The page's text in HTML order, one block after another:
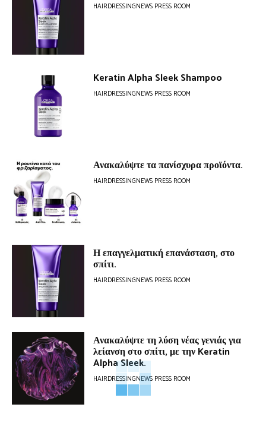
HAIRDRESSINGNEWS PRESS ROOM
Keratin Alpha Sleek Shampoo
HAIRDRESSINGNEWS PRESS ROOM
Ανακαλύψτε τα πανίσχυρα προϊόντα.
HAIRDRESSINGNEWS PRESS ROOM
Η επαγγελματική επανάσταση, στο
σπίτι.
HAIRDRESSINGNEWS PRESS ROOM
Ανακαλύψτε τη λύση νέας γενιάς για
λείανση στο σπίτι, με την Keratin
Alpha Sleek.
HAIRDRESSINGNEWS PRESS ROOM